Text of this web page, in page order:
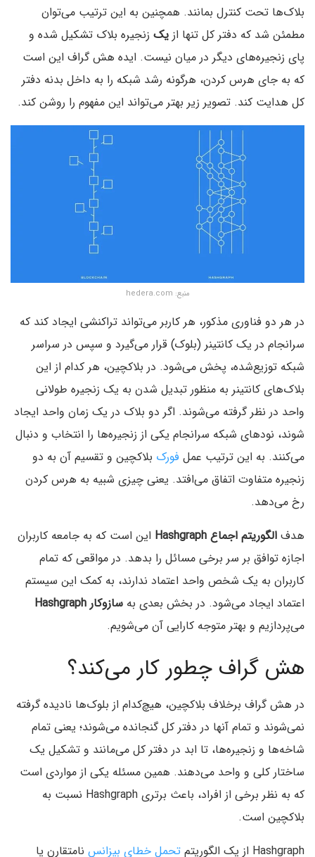
بلاک‌ها تحت کنترل بمانند. همچنین به این ترتیب می‌توان
مطمئن شد که دفتر کل تنها از یک زنجیره بلاک تشکیل شده و
پای زنجیره‌های دیگر در میان نیست. ایده هش گراف این است
که به جای هرس کردن، هرگونه رشد شبکه را به داخل بدنه دفتر
کل هدایت کند. تصویر زیر بهتر می‌تواند این مفهوم را روشن کند.
منبع: hedera.com
در هر دو فناوری مذکور، هر کاربر می‌تواند تراکنشی ایجاد کند که
سرانجام در یک کانتینر (بلوک) قرار می‌گیرد و سپس در سراسر
شبکه توزیع‌شده، پخش می‌شود. در بلاکچین،‌ هر کدام از این
بلاک‌های کانتینر به منظور تبدیل شدن به یک زنجیره طولانی
واحد در نظر گرفته می‌شوند. اگر دو بلاک در یک زمان واحد ایجاد
شوند، نودهای شبکه سرانجام یکی از زنجیره‌ها را انتخاب و دنبال
می‌کنند. به این ترتیب عمل فورک بلاکچین و تقسیم آن به دو
زنجیره متفاوت اتفاق می‌افتد. یعنی چیزی شبیه به هرس کردن
رخ می‌دهد.
هدف الگوریتم اجماع Hashgraph
این است که به جامعه کاربران
اجازه توافق بر سر برخی مسائل را بدهد. در مواقعی که تمام
کاربران به یک شخص واحد اعتماد ندارند، به کمک این سیستم
اعتماد ایجاد می‌شود. در بخش بعدی به سازوکار Hashgraph
می‌پردازیم و بهتر متوجه کارایی آن می‌شویم.
هش گراف چطور کار می‌کند؟
در هش گراف برخلاف بلاکچین، هیچ‌کدام از بلوک‌ها نادیده گرفته
نمی‌شوند و تمام آنها در دفتر کل گنجانده می‌شوند؛ یعنی تمام
شاخه‌ها و زنجیره‌ها، تا ابد در دفتر کل می‌مانند و تشکیل یک
ساختار کلی و واحد می‌دهند. همین مسئله یکی از مواردی است
که به نظر برخی از افراد، باعث برتری Hashgraph نسبت به
بلاکچین است.
Hashgraph‌ از یک الگوریتم
تحمل خطای بیزانس نامتقارن یا